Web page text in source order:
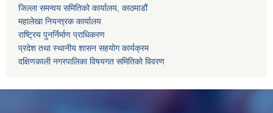
जिल्ला समन्वय समितिको कार्यालय, काठमाडौं
महालेखा नियन्त्रक कार्यालय
राष्ट्रिय पुनर्निर्माण प्राधिकरण
प्रदेश तथा स्थानीय शासन सहयोग कार्यक्रम
दक्षिणकाली नगरपालिका विषयगत समितिको विवरण